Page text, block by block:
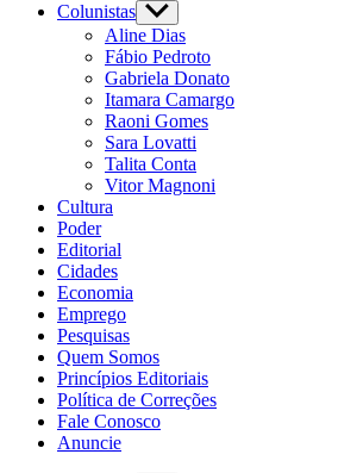
Colunistas Show
sub
menu
Aline Dias
Fábio Pedroto
Gabriela Donato
Itamara Camargo
Raoni Gomes
Sara Lovatti
Talita Conta
Vitor Magnoni
Cultura
Poder
Editorial
Cidades
Economia
Emprego
Pesquisas
Quem Somos
Princípios Editoriais
Política de Correções
Fale Conosco
Anuncie